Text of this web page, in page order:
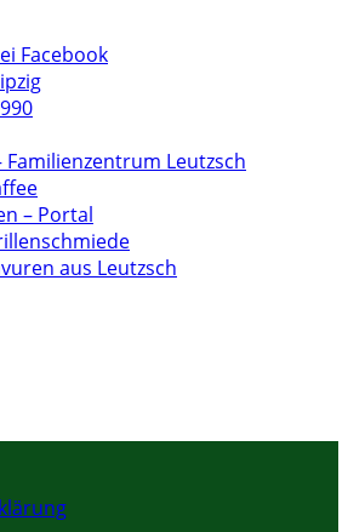
Facebook
Familienzentrum Leutzsch
– Portal
aus Leutzsch